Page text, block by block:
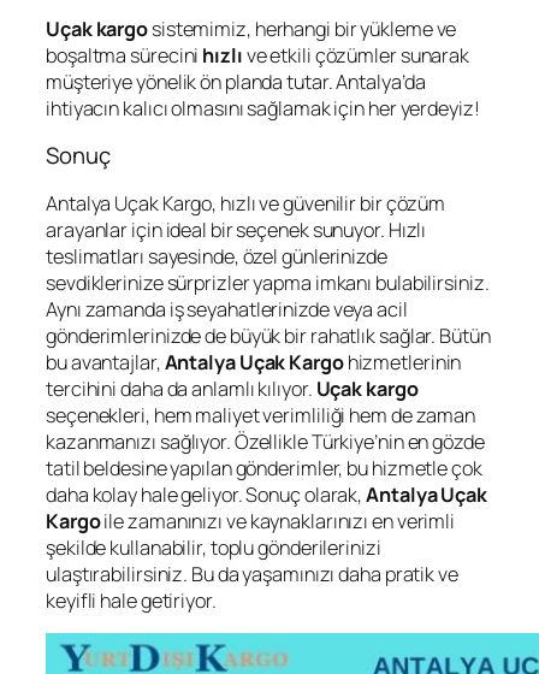
Uçak kargosistemimiz, herhangi bir yükleme ve
boşaltma sürecini hızlıve etkili çözümler sunarak
müşteriye yönelik ön planda tutar. Antalya’da
ihtiyacın kalıcı olmasını sağlamak için her yerdeyiz!
Sonuç
Antalya Uçak Kargo, hızlı ve güvenilir bir çözüm
arayanlar için ideal bir seçenek sunuyor. Hızlı
teslimatları sayesinde, özel günlerinizde
sevdiklerinize sürprizler yapma imkanı bulabilirsiniz.
Aynı zamanda iş seyahatlerinizde veya acil
gönderimlerinizde de büyük bir rahatlık sağlar. Bütün
bu avantajlar,Antalya Uçak Kargohizmetlerinin
tercihini daha da anlamlı kılıyor. Uçak kargo
seçenekleri, hem maliyet verimliliği hem de zaman
kazanmanızı sağlıyor. Özellikle Türkiye’nin en gözde
tatil beldesine yapılan gönderimler, bu hizmetle çok
daha kolay hale geliyor. Sonuç olarak,Antalya Uçak
Kargoile zamanınızı ve kaynaklarınızı en verimli
şekilde kullanabilir, toplu gönderilerinizi
ulaştırabilirsiniz. Bu da yaşamınızı daha pratik ve
keyifli hale getiriyor.